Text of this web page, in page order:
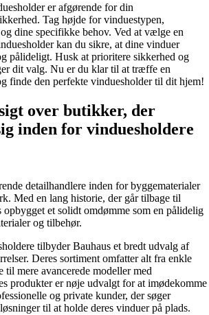
er afgørende for din
Tag højde for vinduestypen,
dine specifikke behov. Ved at vælge en
kan du sikre, at dine vinduer
pålideligt. Husk at prioritere sikkerhed og
dit valg. Nu er du klar til at træffe en
finde den perfekte vinduesholder til dit hjem!
over butikker, der
inden for vinduesholdere
detailhandlere inden for byggematerialer
Med en lang historie, der går tilbage til
opbygget et solidt omdømme som en pålidelig
og tilbehør.
tilbyder Bauhaus et bredt udvalg af
Deres sortiment omfatter alt fra enkle
til mere avancerede modeller med
produkter er nøje udvalgt for at imødekomme
og private kunder, der søger
til at holde deres vinduer på plads.